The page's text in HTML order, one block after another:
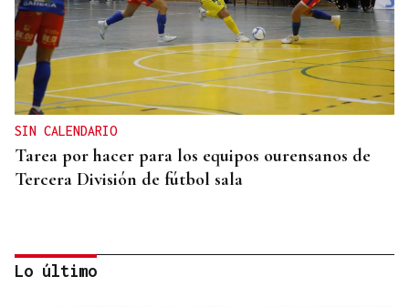
SIN CALENDARIO
Tarea por hacer para los equipos ourensanos de
Tercera División de fútbol sala
Lo último